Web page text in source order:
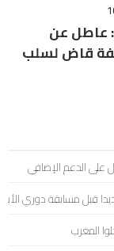
عاطل عن
قاض لسلب
على الدعم الإضافي
قبل مسابقة دوري